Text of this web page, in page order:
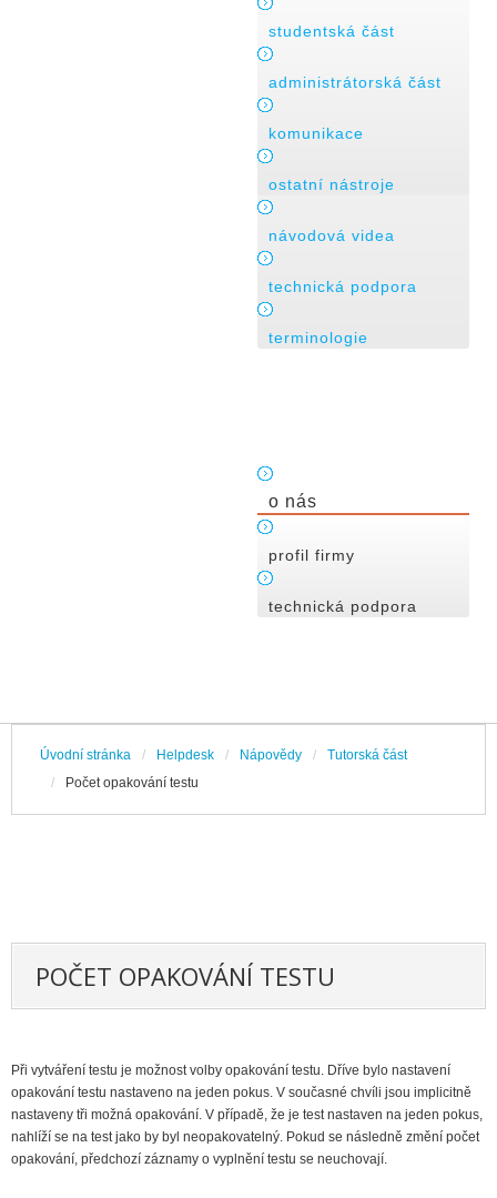
studentská část
administrátorská část
komunikace
ostatní nástroje
návodová videa
technická podpora
terminologie
o nás
profil firmy
technická podpora
Úvodní stránka / Helpdesk / Nápovědy /
Tutorská část
/
Počet opakování testu
POČET OPAKOVÁNÍ TESTU
Při vytváření testu je možnost volby opakování testu. Dříve bylo nastavení
opakování testu nastaveno na jeden pokus. V současné chvíli jsou implicitně
nastaveny tři možná opakování. V případě, že je test nastaven na jeden pokus,
nahlíží se na test jako by byl neopakovatelný. Pokud se následně změní počet
opakování, předchozí záznamy o vyplnění testu se neuchovají.